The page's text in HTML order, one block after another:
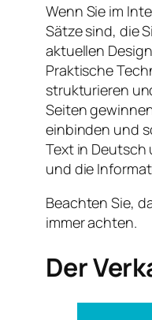
Wenn Sie im
Sätze sind, die
aktuellen
Praktische
strukturieren
Seiten
einbinden und
Text in Deutsch
und die
Beachten Sie,
immer achten.
Der